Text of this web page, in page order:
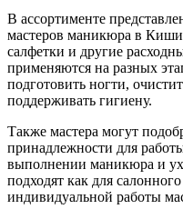
В ассортименте
мастеров маникюра в
салфетки и другие
применяются на разных
подготовить ногти,
поддерживать гигиену.
Также мастера могут
принадлежности для
выполнении маникюра и
подходят как для
индивидуальной работы